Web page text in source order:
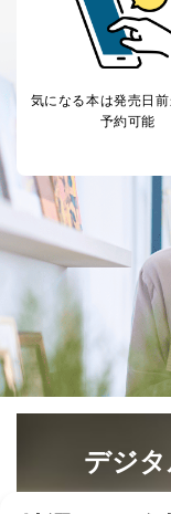
気になる本は発売日
予約可能
デジ